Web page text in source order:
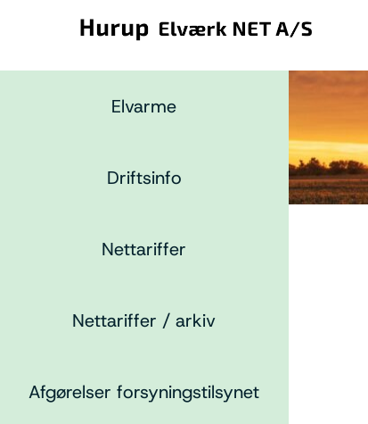
Elvarme
Driftsinfo
Nettariffer
Nettariffer / arkiv
Afgørelser forsyningstilsynet